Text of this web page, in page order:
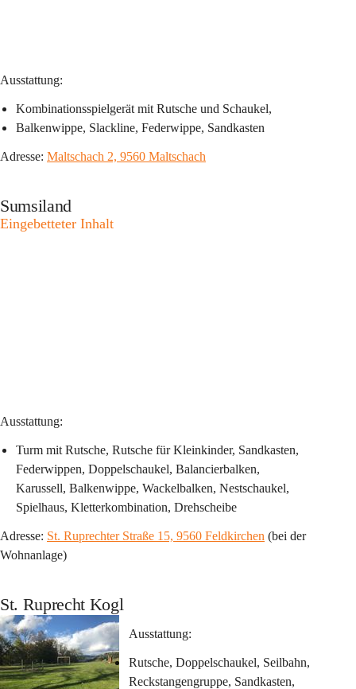
Ausstattung:
Kombinationsspielgerät mit Rutsche und Schaukel,
Balkenwippe, Slackline, Federwippe, Sandkasten
Adresse: Maltschach 2, 9560 Maltschach
Sumsiland
Eingebetteter Inhalt
Ausstattung:
Turm mit Rutsche, Rutsche für Kleinkinder, Sandkasten,
Federwippen, Doppelschaukel, Balancierbalken,
Karussell, Balkenwippe, Wackelbalken, Nestschaukel,
Spielhaus, Kletterkombination, Drehscheibe
Adresse: St. Ruprechter Straße 15, 9560 Feldkirchen (bei der
Wohnanlage)
St. Ruprecht Kogl
Ausstattung:
Rutsche, Doppelschaukel, Seilbahn,
Reckstangengruppe, Sandkasten,